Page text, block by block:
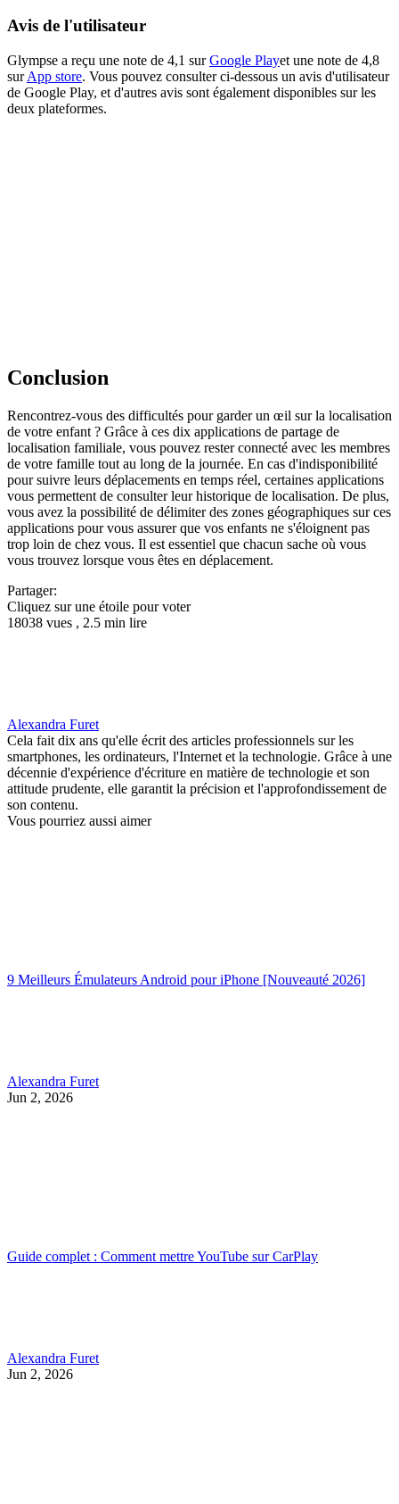
Avis de l'utilisateur
Glympse a reçu une note de 4,1 surGoogle Playet une note de 4,8
surApp store. Vous pouvez consulter ci-dessous un avis d'utilisateur
de Google Play, et d'autres avis sont également disponibles sur les
deux plateformes.
Conclusion
Rencontrez-vous des difficultés pour garder un œil sur la localisation
de votre enfant ? Grâce à ces dix applications de partage de
localisation familiale, vous pouvez rester connecté avec les membres
de votre famille tout au long de la journée. En cas d'indisponibilité
pour suivre leurs déplacements en temps réel, certaines applications
vous permettent de consulter leur historique de localisation. De plus,
vous avez la possibilité de délimiter des zones géographiques sur ces
applications pour vous assurer que vos enfants ne s'éloignent pas
trop loin de chez vous. Il est essentiel que chacun sache où vous
vous trouvez lorsque vous êtes en déplacement.
Partager:
Cliquez sur une étoile pour voter
18038 vues , 2.5 min lire
Alexandra Furet
Cela fait dix ans qu'elle écrit des articles professionnels sur les
smartphones, les ordinateurs, l'Internet et la technologie. Grâce à une
décennie d'expérience d'écriture en matière de technologie et son
attitude prudente, elle garantit la précision et l'approfondissement de
son contenu.
Vous pourriez aussi aimer
9 Meilleurs Émulateurs Android pour iPhone [Nouveauté 2026]
Alexandra Furet
Jun 2, 2026
Guide complet : Comment mettre YouTube sur CarPlay
Alexandra Furet
Jun 2, 2026